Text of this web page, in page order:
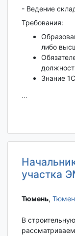
- Ведение
Требования:
либо
Знание
...
участка
Тюмень‎,
В